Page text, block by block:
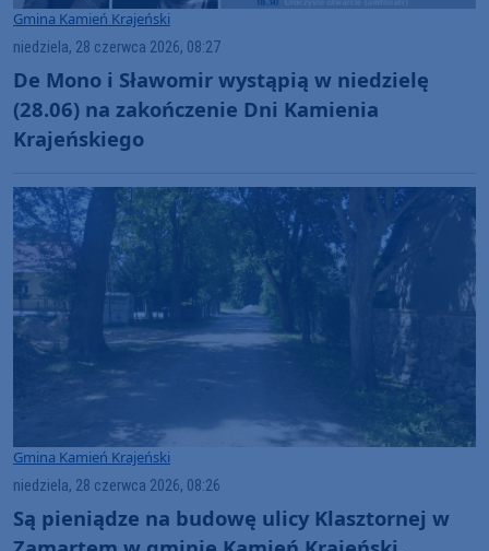
Gmina Kamień Krajeński
niedziela, 28 czerwca 2026, 08:27
De Mono i Sławomir wystąpią w niedzielę
(28.06) na zakończenie Dni Kamienia
Krajeńskiego
Gmina Kamień Krajeński
niedziela, 28 czerwca 2026, 08:26
Są pieniądze na budowę ulicy Klasztornej w